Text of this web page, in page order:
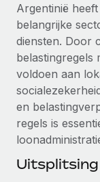
Vraag een
Krijg hulp van
Vereenvoudig
kandidaten
Compliance
Blijf
Integraties
CASESTUDY'S
Inzicht in
Support
Alle bronnen
BLOG
Global Payroll
Argentinië
belangrijke
diensten. Door
belastingregels
voldoen aan
en
regels is